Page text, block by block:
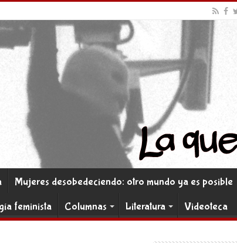
Mujeres desobedeciendo: otro mundo ya es posible
feminista Columnas Literatura Videoteca